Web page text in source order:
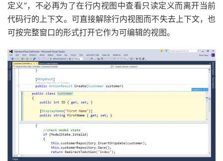
定义”，不必再为了在行内视图中查看只读定义而离开当前
代码行的上下文。可直接解除行内视图而不失去上下文，也
可按完整窗口的形式打开它作为可编辑的视图。